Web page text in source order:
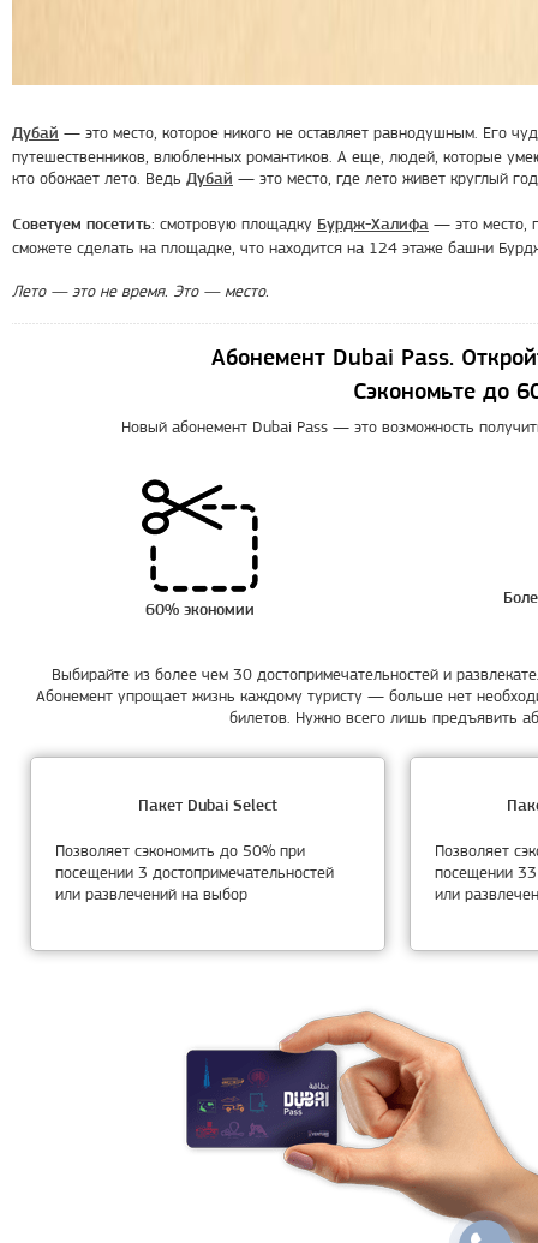
Дубай — это место, которое никого не оставляет равнодушным. Его
путешественников, влюбленных романтиков. А еще, людей, которые
кто обожает лето. Ведь Дубай — это место, где лето живет круглый
Советуем посетить: смотровую площадку Бурдж-Халифа — это место,
сможете сделать на площадке, что находится на 124 этаже башни
Лето — это не время. Это — место.
Абонемент Dubai Pass.
Сэкономьте до
Новый абонемент Dubai Pass — это возможность
60% экономии
Выбирайте из более чем 30 достопримечательностей и
Абонемент упрощает жизнь каждому туристу — больше нет
билетов. Нужно всего лишь предъявить
Пакет Dubai Select
Позволяет сэкономить до 50% при
посещении 3 достопримечательностей
или развлечений на выбор
Позволяет
посещении 33
или